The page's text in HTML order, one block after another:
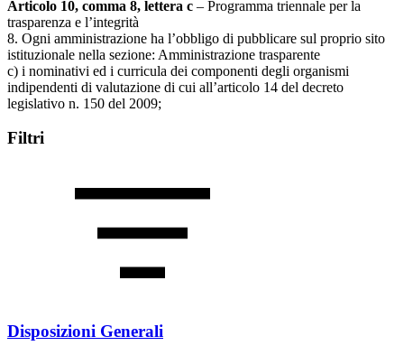
Articolo 10, comma 8, lettera c – Programma triennale per la
trasparenza e l’integrità
8. Ogni amministrazione ha l’obbligo di pubblicare sul proprio sito
istituzionale nella sezione: Amministrazione trasparente
c) i nominativi ed i curricula dei componenti degli organismi
indipendenti di valutazione di cui all’articolo 14 del decreto
legislativo n. 150 del 2009;
Filtri
Disposizioni Generali